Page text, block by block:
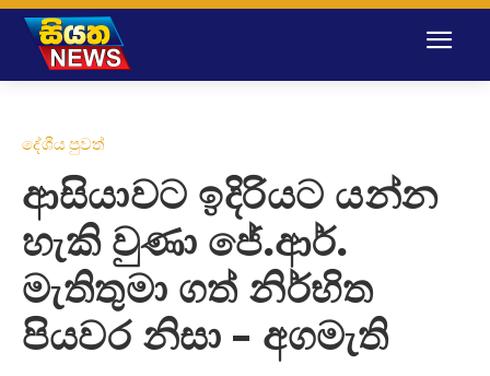
දේශීය පුවත්
ආසියාවට ඉදිරියට යන්න
හැකි වුණා ජේ.ආර්.
මැතිතුමා ගත් නිර්භිත
පියවර නිසා – අගමැති